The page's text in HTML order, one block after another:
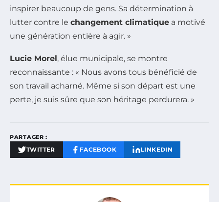
inspirer beaucoup de gens. Sa détermination à
lutter contre le changement climatique a motivé
une génération entière à agir. »
Lucie Morel, élue municipale, se montre
reconnaissante : « Nous avons tous bénéficié de
son travail acharné. Même si son départ est une
perte, je suis sûre que son héritage perdurera. »
PARTAGER :
TWITTER FACEBOOK LINKEDIN